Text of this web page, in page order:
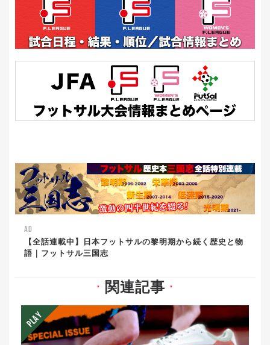
AD
【全話連載中】日本フットサルの黎明期から続く歴史と物
語｜フットサル三国志
▼ 関連記事 ▼